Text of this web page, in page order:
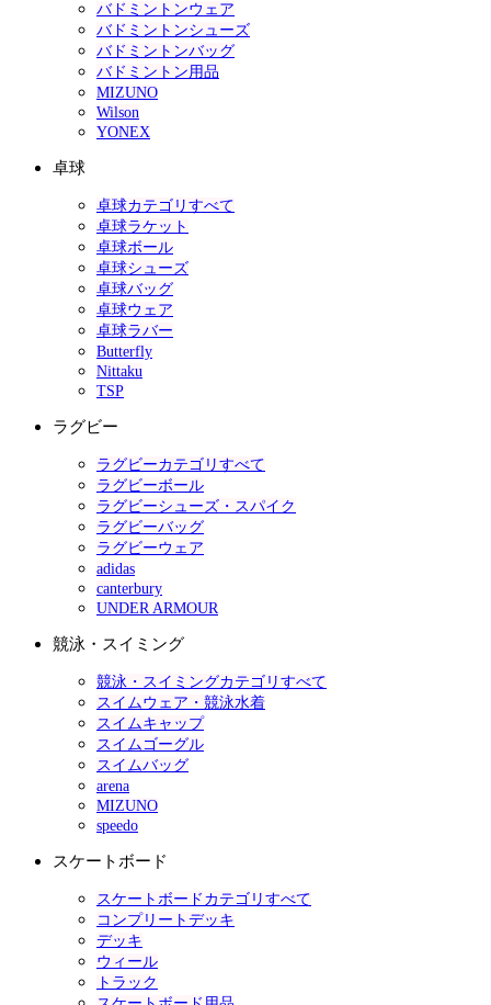
バドミントンウェア
バドミントンシューズ
バドミントンバッグ
バドミントン用品
MIZUNO
Wilson
YONEX
卓球
卓球カテゴリすべて
卓球ラケット
卓球ボール
卓球シューズ
卓球バッグ
卓球ウェア
卓球ラバー
Butterfly
Nittaku
TSP
ラグビー
ラグビーカテゴリすべて
ラグビーボール
ラグビーシューズ・スパイク
ラグビーバッグ
ラグビーウェア
adidas
canterbury
UNDER ARMOUR
競泳・スイミング
競泳・スイミングカテゴリすべて
スイムウェア・競泳水着
スイムキャップ
スイムゴーグル
スイムバッグ
arena
MIZUNO
speedo
スケートボード
スケートボードカテゴリすべて
コンプリートデッキ
デッキ
ウィール
トラック